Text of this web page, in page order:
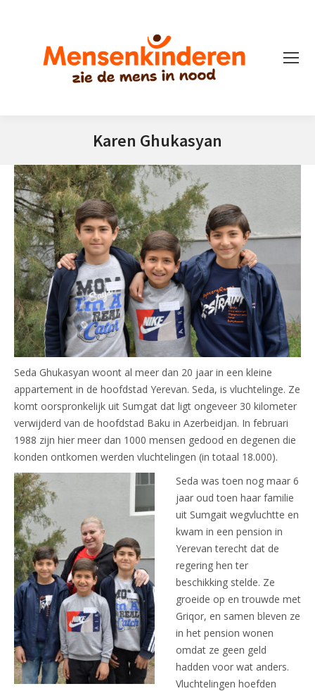
Karen Ghukasyan
Seda Ghukasyan woont al meer dan 20 jaar in een kleine
appartement in de hoofdstad Yerevan. Seda, is vluchtelinge. Ze
komt oorspronkelijk uit Sumgat dat ligt ongeveer 30 kilometer
verwijderd van de hoofdstad Baku in Azerbeidjan. In februari
1988 zijn hier meer dan 1000 mensen gedood en degenen die
konden ontkomen werden vluchtelingen (in totaal 18.000).
Seda was toen nog maar 6
jaar oud toen haar familie
uit Sumgait wegvluchtte en
kwam in een pension in
Yerevan terecht dat de
regering hen ter
beschikking stelde. Ze
groeide op en trouwde met
Griqor, en samen bleven ze
in het pension wonen
omdat ze geen geld
hadden voor wat anders.
Vluchtelingen hoefden